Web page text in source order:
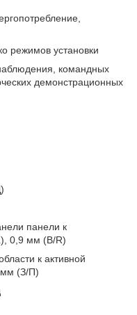
режимов установки
командных
демонстрационных
панели к
0,9 мм (B/R)
к активной
мм (З/П)